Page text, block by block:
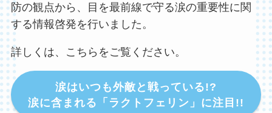
防の観点から、目を最前線で守る涙の重要性に関
する情報啓発を行いました。
詳しくは、こちらをご覧ください。
涙はいつも外敵と戦っている!?
涙に含まれる「ラクトフェリン」に注目!!